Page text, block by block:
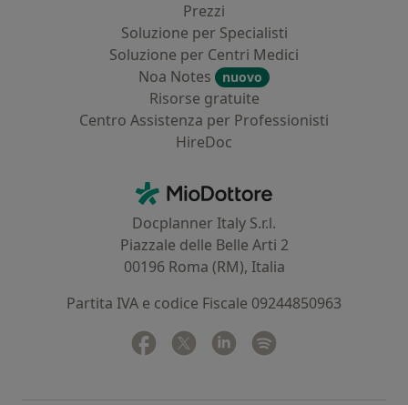
Prezzi
Soluzione per Specialisti
Soluzione per Centri Medici
Noa Notes
nuovo
Risorse gratuite
Centro Assistenza per Professionisti
HireDoc
MioDottore - Homepage
Docplanner Italy S.r.l.
Piazzale delle Belle Arti 2
00196 Roma (RM), Italia
Partita IVA e codice Fiscale 09244850963
Facebook
si apre in una nuova scheda
Twitter
si apre in una nuova scheda
Linkedin
si apre in una nuova